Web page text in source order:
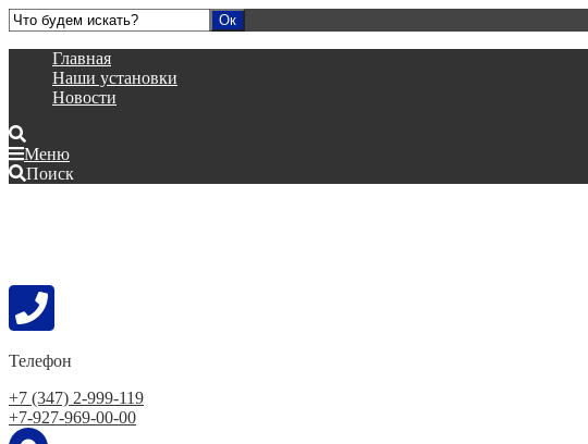
Главная
Наши установки
Новости
Меню
Поиск
Телефон
+7 (347) 2-999-119
+7-927-969-00-00